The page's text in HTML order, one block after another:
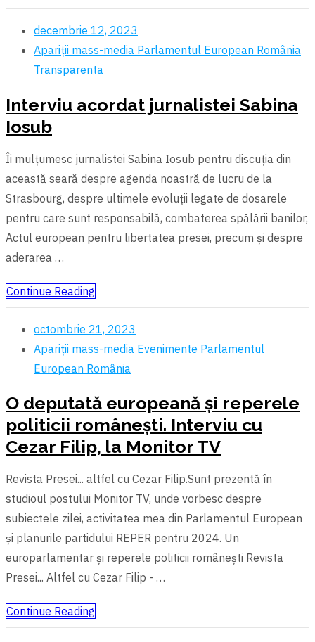
decembrie 12, 2023
Apariții mass-media Parlamentul European România
Transparenta
Interviu acordat jurnalistei Sabina
Iosub
Îi mulțumesc jurnalistei Sabina Iosub pentru discuția din
această seară despre agenda noastră de lucru de la
Strasbourg, despre ultimele evoluții legate de dosarele
pentru care sunt responsabilă, combaterea spălării banilor,
Actul european pentru libertatea presei, precum şi despre
aderarea …
Continue Reading
octombrie 21, 2023
Apariții mass-media Evenimente Parlamentul
European România
O deputată europeană și reperele
politicii românești. Interviu cu
Cezar Filip, la Monitor TV
Revista Presei... altfel cu Cezar Filip.Sunt prezentă în
studioul postului Monitor TV, unde vorbesc despre
subiectele zilei, activitatea mea din Parlamentul European
și planurile partidului REPER pentru 2024. Un
europarlamentar și reperele politicii românești Revista
Presei... Altfel cu Cezar Filip - …
Continue Reading